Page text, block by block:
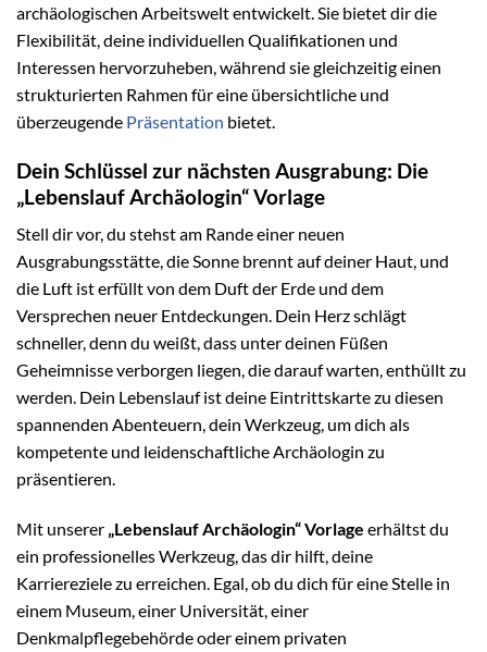
archäologischen Arbeitswelt entwickelt. Sie bietet dir die
Flexibilität, deine individuellen Qualifikationen und
Interessen hervorzuheben, während sie gleichzeitig einen
strukturierten Rahmen für eine übersichtliche und
überzeugende Präsentation bietet.
Dein Schlüssel zur nächsten Ausgrabung: Die
„Lebenslauf Archäologin“ Vorlage
Stell dir vor, du stehst am Rande einer neuen
Ausgrabungsstätte, die Sonne brennt auf deiner Haut, und
die Luft ist erfüllt von dem Duft der Erde und dem
Versprechen neuer Entdeckungen. Dein Herz schlägt
schneller, denn du weißt, dass unter deinen Füßen
Geheimnisse verborgen liegen, die darauf warten, enthüllt zu
werden. Dein Lebenslauf ist deine Eintrittskarte zu diesen
spannenden Abenteuern, dein Werkzeug, um dich als
kompetente und leidenschaftliche Archäologin zu
präsentieren.
Mit unserer „Lebenslauf Archäologin“ Vorlage erhältst du
ein professionelles Werkzeug, das dir hilft, deine
Karriereziele zu erreichen. Egal, ob du dich für eine Stelle in
einem Museum, einer Universität, einer
Denkmalpflegebehörde oder einem privaten